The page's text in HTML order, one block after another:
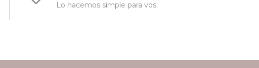
Lo hacemos simple para vos.